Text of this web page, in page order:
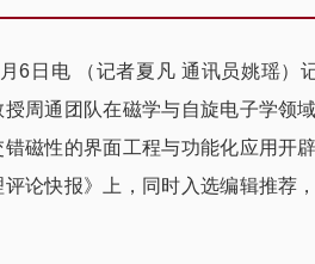
6日电 （记者夏凡 通讯员姚瑶）
周通团队在磁学与自旋电子学领
磁性的界面工程与功能化应用开
论快报》上，同时入选编辑推荐